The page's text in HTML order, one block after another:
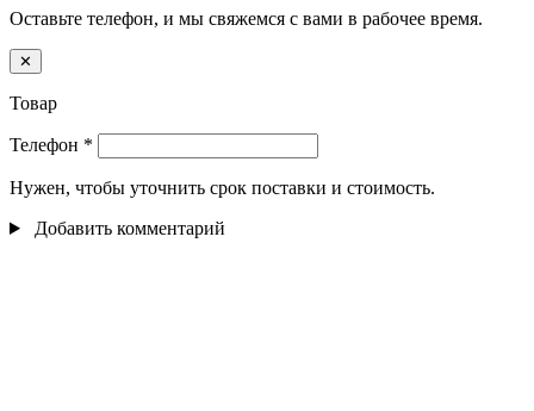
Оставьте телефон, и мы свяжемся с вами в рабочее время.
✕
Товар
Телефон *
Нужен, чтобы уточнить срок поставки и стоимость.
Добавить комментарий